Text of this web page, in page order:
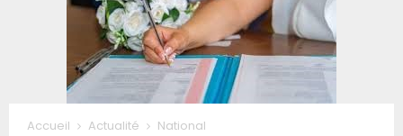
Accueil Actualité
National